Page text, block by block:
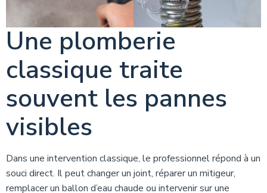
Une plomberie
classique traite
souvent les pannes
visibles
Dans une intervention classique, le professionnel répond à un
souci direct. Il peut changer un joint, réparer un mitigeur,
remplacer un ballon d’eau chaude ou intervenir sur une